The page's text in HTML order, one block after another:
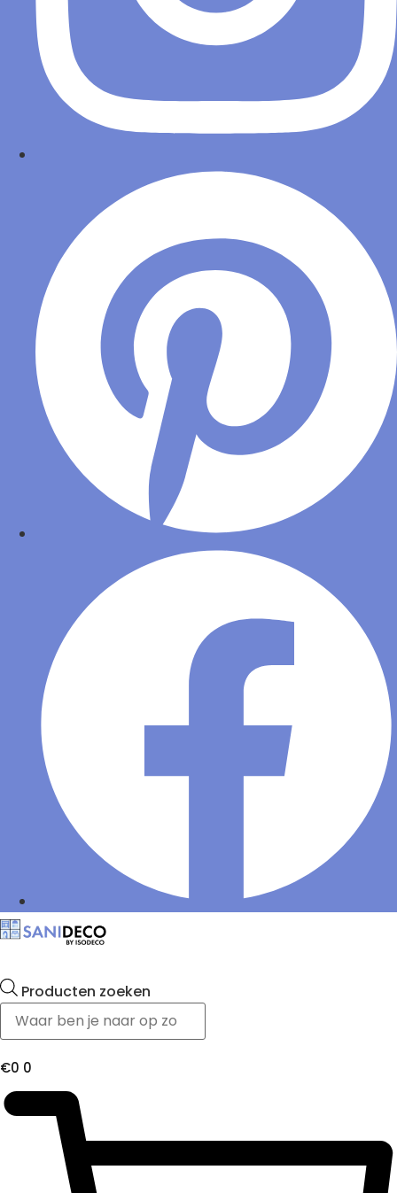
Producten zoeken
€0 0